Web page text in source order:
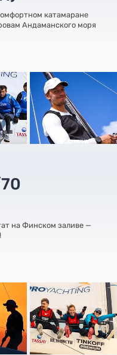
катамаране
Андаманского моря
на Финском заливе —